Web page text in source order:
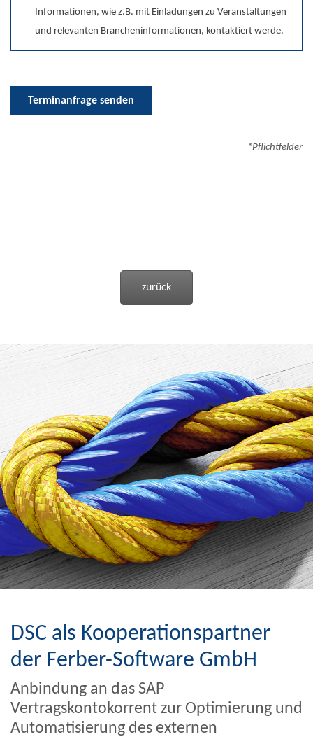
Informationen, wie z.B. mit Einladungen zu Veranstaltungen
und relevanten Brancheninformationen, kontaktiert werde.
Terminanfrage senden
*Pflichtfelder
zurück
DSC als Kooperationspartner
der Ferber-Software GmbH
Anbindung an das SAP
Vertragskontokorrent zur Optimierung und
Automatisierung des externen